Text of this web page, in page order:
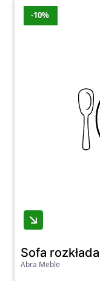
-10%
Sofa
Abra Meble